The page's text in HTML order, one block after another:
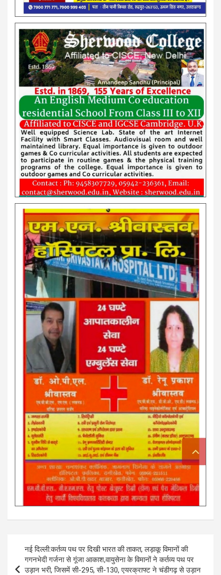
Post
navigation
नई दिल्ली:कर्तव्य पथ पर दिखी भारत की ताकत, लड़ाकू विमानों की
गगनभेदी गर्जना से गूंजा आकाश,वायुसेना के विमानों ने कर्तव्य पथ पर
उड़ान भरी, जिसमें सी-295, सी-130, एयरक्राफ्ट ने चंडीगढ़ से उड़ान